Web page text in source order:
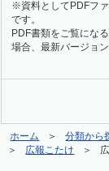
※資料としてPDFフ
です。
PDF書類をご覧にな
場合、最新バージョ
ホーム 分類から
広報こたけ